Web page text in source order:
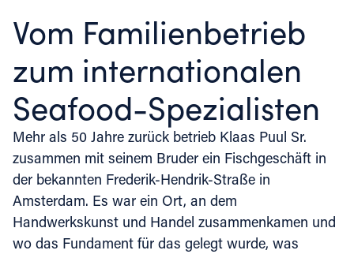
Vom Familienbetrieb
zum internationalen
Seafood-Spezialisten
Mehr als 50 Jahre zurück betrieb Klaas Puul Sr.
zusammen mit seinem Bruder ein Fischgeschäft in
der bekannten Frederik-Hendrik-Straße in
Amsterdam. Es war ein Ort, an dem
Handwerkskunst und Handel zusammenkamen und
wo das Fundament für das gelegt wurde, was